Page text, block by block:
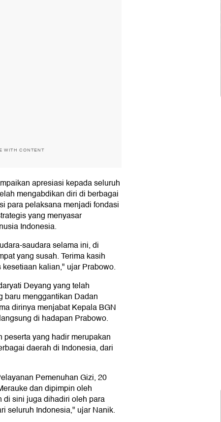
WITH CONTENT
apresiasi kepada seluruh
mengabdikan diri di berbagai
para pelaksana menjadi fondasi
yang menyasar
Indonesia.
saudara selama ini, di
yang susah. Terima kasih
kalian," ujar Prabowo.
Deyang yang telah
baru menggantikan Dadan
dirinya menjabat Kepala BGN
di hadapan Prabowo.
yang hadir merupakan
daerah di Indonesia, dari
Pemenuhan Gizi, 20
dan dipimpin oleh
sini juga dihadiri oleh para
seluruh Indonesia," ujar Nanik.